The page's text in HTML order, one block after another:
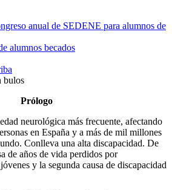
anual de SEDENE para alumnos de
alumnos becados
bulos
Prólogo
neurológica más frecuente, afectando
en España y a más de mil millones
Conlleva una alta discapacidad. De
de años de vida perdidos por
y la segunda causa de discapacidad